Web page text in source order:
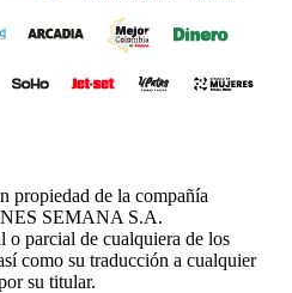
propiedad de la compañía
SEMANA S.A.
o parcial de cualquiera de los
como su traducción a cualquier
su titular.